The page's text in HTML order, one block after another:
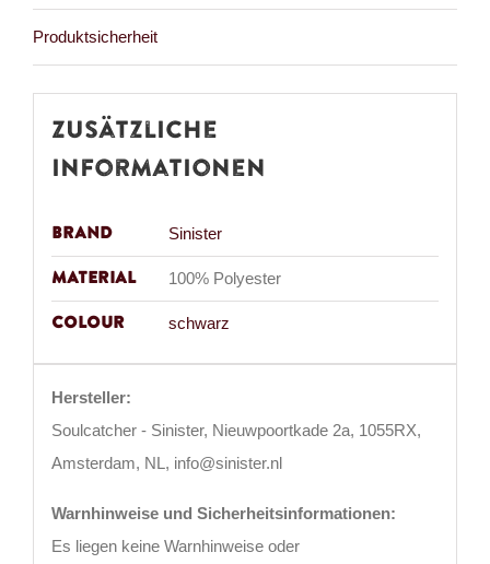
Produktsicherheit
Zusätzliche
Informationen
Brand Sinister
Material 100% Polyester
Colour schwarz
Hersteller:
Soulcatcher - Sinister, Nieuwpoortkade 2a, 1055RX,
Amsterdam, NL, info@sinister.nl
Warnhinweise und Sicherheitsinformationen:
Es liegen keine Warnhinweise oder